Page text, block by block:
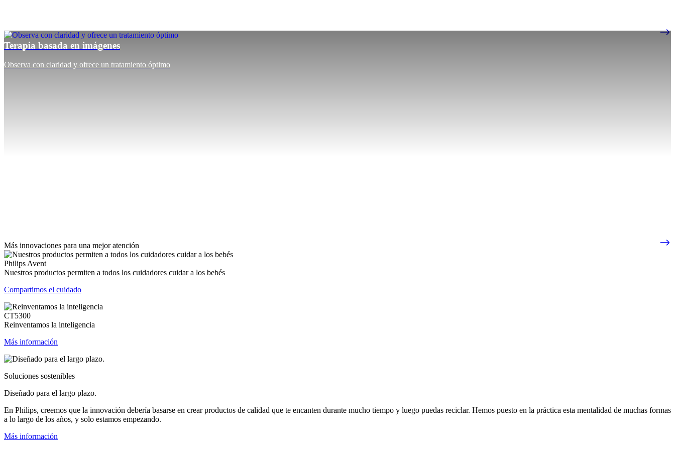
Terapia basada en imágenes
Observa con claridad y ofrece un tratamiento óptimo
Más innovaciones para una mejor atención
Philips Avent
Nuestros productos permiten a todos los cuidadores cuidar a los bebés
Compartimos el cuidado
CT5300
Reinventamos la inteligencia
Más información
Soluciones sostenibles
Diseñado para el largo plazo.
En Philips, creemos que la innovación debería basarse en crear productos de calidad que te encanten durante mucho tiempo y luego puedas reciclar. Hemos puesto en la práctica esta mentalidad de muchas formas
a lo largo de los años, y solo estamos empezando.
Más información